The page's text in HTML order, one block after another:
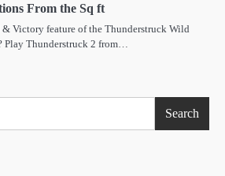
From the Sq ft
Victory feature of the Thunderstruck Wild
Play Thunderstruck 2 from…
Search